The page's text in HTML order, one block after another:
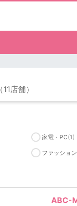
（11店舗）
家電・PC(1)
ファッション
ABC-